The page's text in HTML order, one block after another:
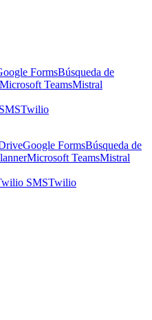
FormsBúsqueda de
Microsoft TeamsMistral
Twilio
Google FormsBúsqueda de
Microsoft TeamsMistral
SMSTwilio